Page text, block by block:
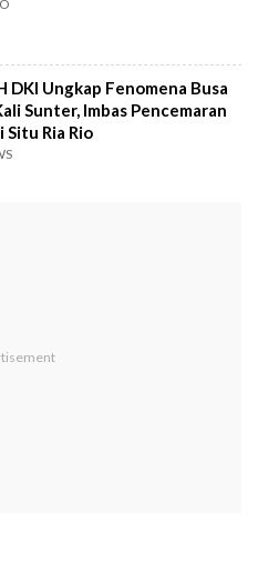
DKI Ungkap Fenomena Busa
Sunter, Imbas Pencemaran
Situ Ria Rio